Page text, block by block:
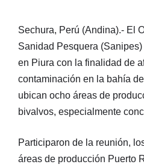
Sechura, Perú (Andina).- El
Sanidad Pesquera
en Piura con la finalidad de
contaminación en la bahía
ubican ocho áreas de
bivalvos, especialmente
Participaron de la reunión,
áreas de producción Puerto